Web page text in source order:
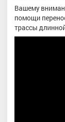
Вашему
помощи
трассы